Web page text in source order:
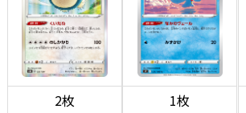
2枚 1枚